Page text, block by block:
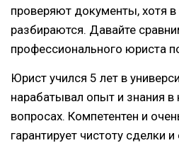
проверяют документы, хотя в
разбираются. Давайте
профессионального юриста
Юрист учился 5 лет в
нарабатывал опыт и знания
вопросах. Компетентен и
гарантирует чистоту сделки